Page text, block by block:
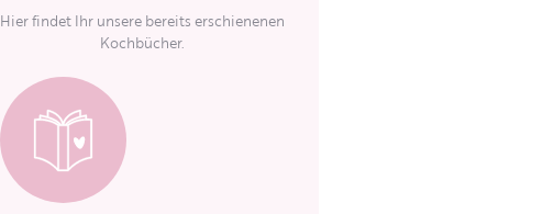
Hier findet Ihr unsere bereits erschienenen
Kochbücher.